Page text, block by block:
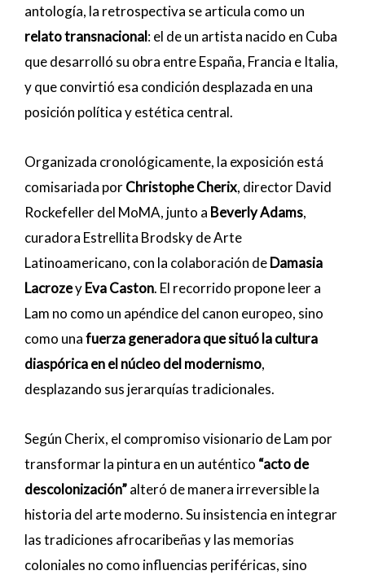
antología, la retrospectiva se articula como un
relato transnacional: el de un artista nacido en Cuba
que desarrolló su obra entre España, Francia e Italia,
y que convirtió esa condición desplazada en una
posición política y estética central.
Organizada cronológicamente, la exposición está
comisariada porChristophe Cherix, director David
Rockefeller del MoMA, junto a Beverly Adams,
curadora Estrellita Brodsky de Arte
Latinoamericano, con la colaboración deDamasia
LacrozeyEva Caston. El recorrido propone leer a
Lam no como un apéndice del canon europeo, sino
como unafuerza generadora que situó la cultura
diaspórica en el núcleo del modernismo,
desplazando sus jerarquías tradicionales.
Según Cherix, el compromiso visionario de Lam por
transformar la pintura en un auténtico “acto de
descolonización”alteró de manera irreversible la
historia del arte moderno. Su insistencia en integrar
las tradiciones afrocaribeñas y las memorias
coloniales no como influencias periféricas, sino